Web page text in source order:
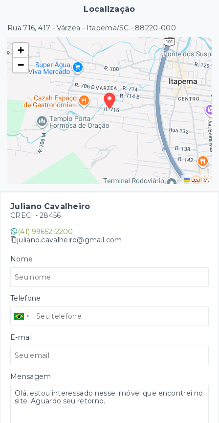
Localização
Rua 716, 417 - Várzea - Itapema/SC - 88220-000
+
−
Leaflet
Juliano Cavalheiro
CRECI - 28456
(41) 99652-2200
juliano.cavalheiro@gmail.com
Nome
Telefone
E-mail
Mensagem